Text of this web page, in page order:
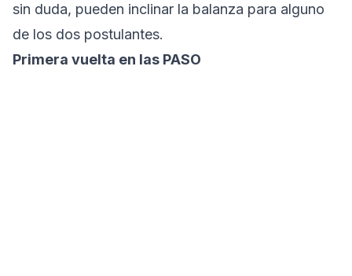
sin duda, pueden inclinar la balanza para alguno
de los dos postulantes.
Primera vuelta en las PASO